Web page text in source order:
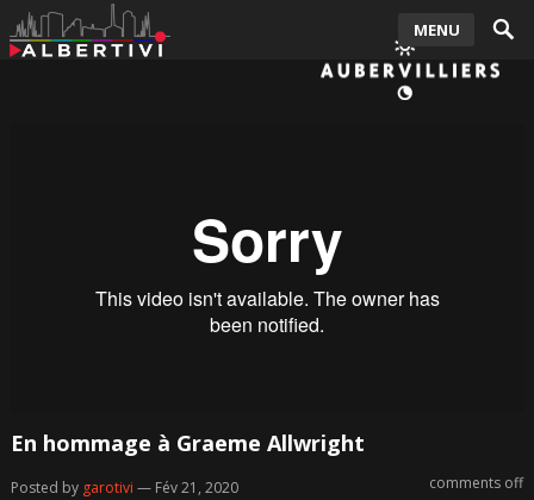
MENU
En hommage à Graeme Allwright
Posted by garotivi — Fév 21, 2020 comments off